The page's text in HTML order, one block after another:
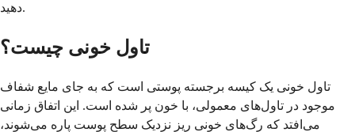
دهید.
تاول خونی چیست؟
تاول خونی یک کیسه برجسته پوستی است که به جای مایع شفاف
موجود در تاول‌های معمولی، با خون پر شده است. این اتفاق زمانی
می‌افتد که رگ‌های خونی ریز نزدیک سطح پوست پاره می‌شوند،